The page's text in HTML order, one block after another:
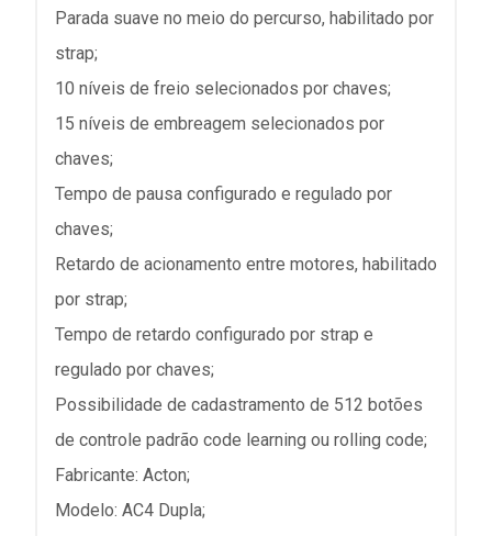
Parada suave no meio do percurso, habilitado por
strap;
10 níveis de freio selecionados por chaves;
15 níveis de embreagem selecionados por
chaves;
Tempo de pausa configurado e regulado por
chaves;
Retardo de acionamento entre motores, habilitado
por strap;
Tempo de retardo configurado por strap e
regulado por chaves;
Possibilidade de cadastramento de 512 botões
de controle padrão code learning ou rolling code;
Fabricante: Acton;
Modelo: AC4 Dupla;